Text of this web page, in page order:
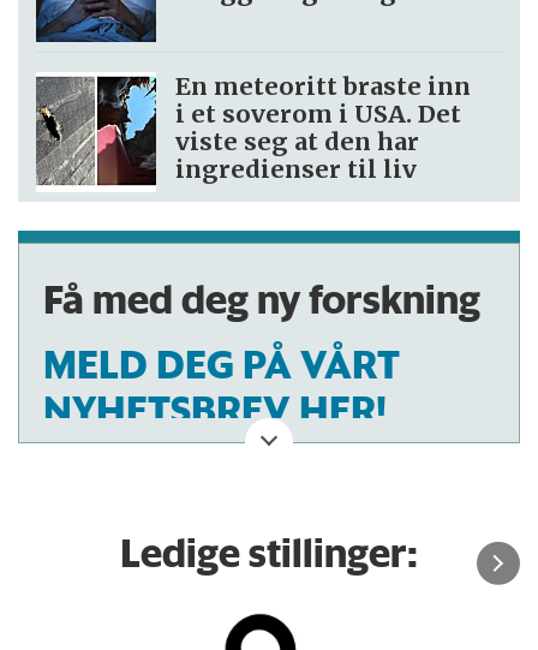
En meteoritt braste inn
i et soverom i USA. Det
viste seg at den har
ingredienser til liv
Få med deg ny forskning
MELD DEG PÅ VÅRT
NYHETSBREV HER!
Ledige stillinger: